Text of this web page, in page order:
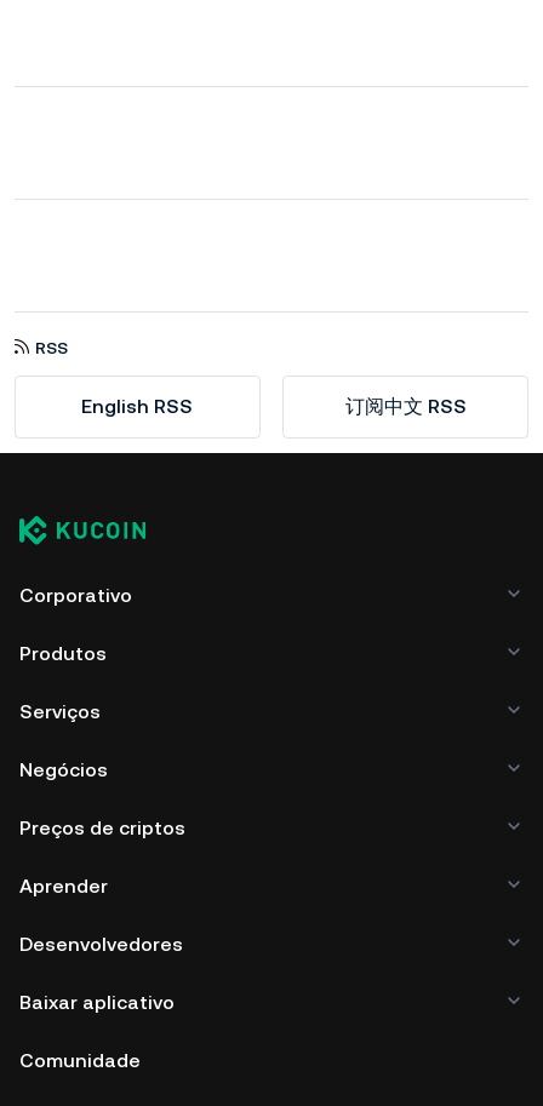
RSS
English RSS 订阅中文 RSS
Corporativo
Produtos
Serviços
Negócios
Preços de criptos
Aprender
Desenvolvedores
Baixar aplicativo
Comunidade